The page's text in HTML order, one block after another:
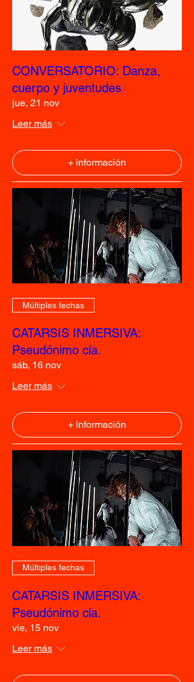
CONVERSATORIO: Danza,
cuerpo y juventudes
jue, 21 nov
Leer más
+ información
Múltiples fechas
CATARSIS INMERSIVA:
Pseudónimo cía.
sáb, 16 nov
Leer más
+ información
Múltiples fechas
CATARSIS INMERSIVA:
Pseudónimo cía.
vie, 15 nov
Leer más